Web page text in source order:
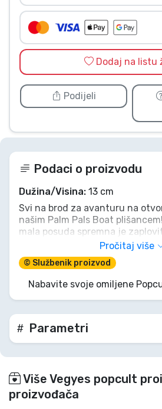
Dodaj na listu
Podijeli
Podaci o proizvodu
Dužina/Visina: 13 cm
Svi na brod za avanturu na
našim Palm Pals Boat
mala posuda spremna je
donoseći valove zagrljaja i
Njezin veseli osmijeh i meke
savršenim suputnikom za
pomorskoj zabavi, a da nikada
obalu. Zgrabite svog malog
neka maštovita putovanja
Pročitaj više
© Službenik proizvod
Nabavite svoje omiljene
Parametri
Više Vegyes popcult
proizvođača